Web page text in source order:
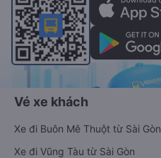
Vé xe khách
Xe đi Buôn Mê Thuột từ Sài Gòn
Xe đi Vũng Tàu từ Sài Gòn